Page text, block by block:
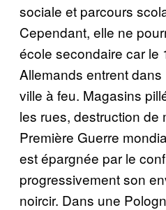
sociale et parcours
Cependant, elle ne
école secondaire car le
Allemands entrent
ville à feu. Magasins
les rues, destruction
Première Guerre
est épargnée par le
progressivement son
noircir. Dans une